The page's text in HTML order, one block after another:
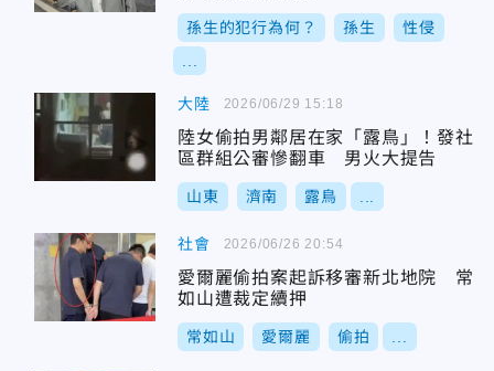
孫生的犯行為何？ 孫生 性侵
大陸
陸女偷拍男鄰居在家「露鳥」！發社
區群組公審慘翻車 男火大提告
山東 濟南 露鳥
2026/06/29 15:18
社會
愛爾麗偷拍案起訴移審新北地院 常
如山遭裁定續押
常如山 愛爾麗 偷拍
2026/06/26 20:54